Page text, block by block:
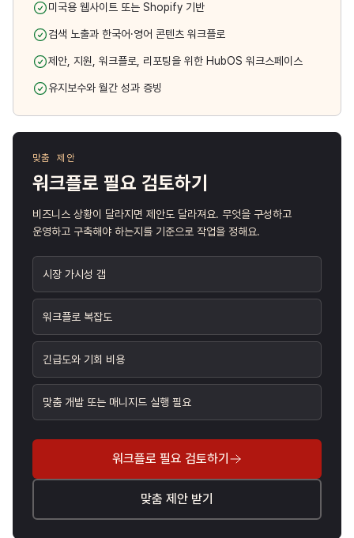
미국용 웹사이트 또는 Shopify 기반
검색 노출과 한국어·영어 콘텐츠 워크플로
제안, 지원, 워크플로, 리포팅을 위한 HubOS 워크스페이스
유지보수와 월간 성과 증빙
맞춤 제안
워크플로 필요 검토하기
비즈니스 상황이 달라지면 제안도 달라져요. 무엇을 구성하고
운영하고 구축해야 하는지를 기준으로 작업을 정해요.
시장 가시성 갭
워크플로 복잡도
긴급도와 기회 비용
맞춤 개발 또는 매니지드 실행 필요
워크플로 필요 검토하기
맞춤 제안 받기